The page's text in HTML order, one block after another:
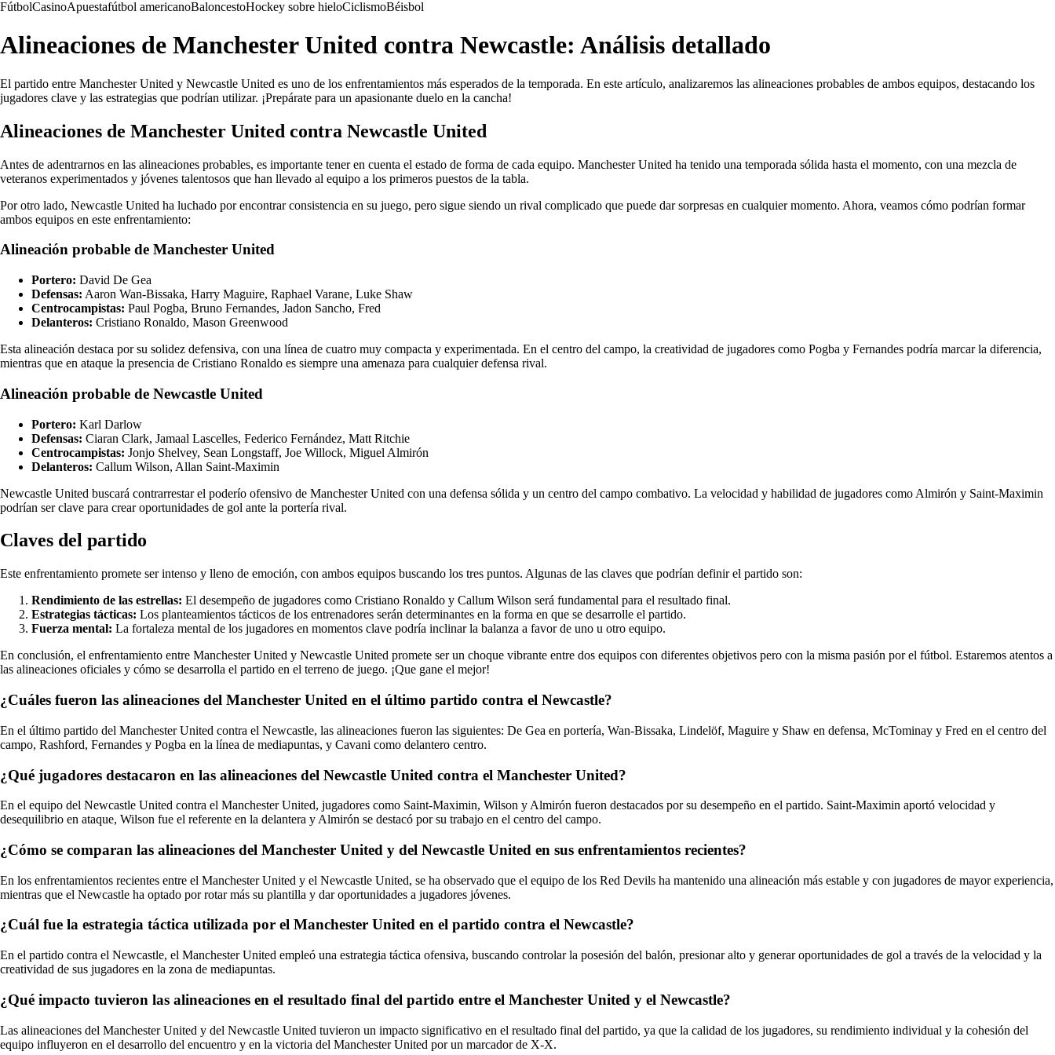
FútbolCasinoApuestafútbol americanoBaloncestoHockey sobre hieloCiclismoBéisbol
Alineaciones de Manchester United contra Newcastle: Análisis detallado
El partido entre Manchester United y Newcastle United es uno de los enfrentamientos más esperados de la temporada. En este artículo, analizaremos las alineaciones probables de ambos equipos, destacando los
jugadores clave y las estrategias que podrían utilizar. ¡Prepárate para un apasionante duelo en la cancha!
Alineaciones de Manchester United contra Newcastle United
Antes de adentrarnos en las alineaciones probables, es importante tener en cuenta el estado de forma de cada equipo. Manchester United ha tenido una temporada sólida hasta el momento, con una mezcla de
veteranos experimentados y jóvenes talentosos que han llevado al equipo a los primeros puestos de la tabla.
Por otro lado, Newcastle United ha luchado por encontrar consistencia en su juego, pero sigue siendo un rival complicado que puede dar sorpresas en cualquier momento. Ahora, veamos cómo podrían formar
ambos equipos en este enfrentamiento:
Alineación probable de Manchester United
Portero: David De Gea
Defensas: Aaron Wan-Bissaka, Harry Maguire, Raphael Varane, Luke Shaw
Centrocampistas: Paul Pogba, Bruno Fernandes, Jadon Sancho, Fred
Delanteros: Cristiano Ronaldo, Mason Greenwood
Esta alineación destaca por su solidez defensiva, con una línea de cuatro muy compacta y experimentada. En el centro del campo, la creatividad de jugadores como Pogba y Fernandes podría marcar la diferencia,
mientras que en ataque la presencia de Cristiano Ronaldo es siempre una amenaza para cualquier defensa rival.
Alineación probable de Newcastle United
Portero: Karl Darlow
Defensas: Ciaran Clark, Jamaal Lascelles, Federico Fernández, Matt Ritchie
Centrocampistas: Jonjo Shelvey, Sean Longstaff, Joe Willock, Miguel Almirón
Delanteros: Callum Wilson, Allan Saint-Maximin
Newcastle United buscará contrarrestar el poderío ofensivo de Manchester United con una defensa sólida y un centro del campo combativo. La velocidad y habilidad de jugadores como Almirón y Saint-Maximin
podrían ser clave para crear oportunidades de gol ante la portería rival.
Claves del partido
Este enfrentamiento promete ser intenso y lleno de emoción, con ambos equipos buscando los tres puntos. Algunas de las claves que podrían definir el partido son:
Rendimiento de las estrellas: El desempeño de jugadores como Cristiano Ronaldo y Callum Wilson será fundamental para el resultado final.
Estrategias tácticas: Los planteamientos tácticos de los entrenadores serán determinantes en la forma en que se desarrolle el partido.
Fuerza mental: La fortaleza mental de los jugadores en momentos clave podría inclinar la balanza a favor de uno u otro equipo.
En conclusión, el enfrentamiento entre Manchester United y Newcastle United promete ser un choque vibrante entre dos equipos con diferentes objetivos pero con la misma pasión por el fútbol. Estaremos atentos a
las alineaciones oficiales y cómo se desarrolla el partido en el terreno de juego. ¡Que gane el mejor!
¿Cuáles fueron las alineaciones del Manchester United en el último partido contra el Newcastle?
En el último partido del Manchester United contra el Newcastle, las alineaciones fueron las siguientes: De Gea en portería, Wan-Bissaka, Lindelöf, Maguire y Shaw en defensa, McTominay y Fred en el centro del
campo, Rashford, Fernandes y Pogba en la línea de mediapuntas, y Cavani como delantero centro.
¿Qué jugadores destacaron en las alineaciones del Newcastle United contra el Manchester United?
En el equipo del Newcastle United contra el Manchester United, jugadores como Saint-Maximin, Wilson y Almirón fueron destacados por su desempeño en el partido. Saint-Maximin aportó velocidad y
desequilibrio en ataque, Wilson fue el referente en la delantera y Almirón se destacó por su trabajo en el centro del campo.
¿Cómo se comparan las alineaciones del Manchester United y del Newcastle United en sus enfrentamientos recientes?
En los enfrentamientos recientes entre el Manchester United y el Newcastle United, se ha observado que el equipo de los Red Devils ha mantenido una alineación más estable y con jugadores de mayor experiencia,
mientras que el Newcastle ha optado por rotar más su plantilla y dar oportunidades a jugadores jóvenes.
¿Cuál fue la estrategia táctica utilizada por el Manchester United en el partido contra el Newcastle?
En el partido contra el Newcastle, el Manchester United empleó una estrategia táctica ofensiva, buscando controlar la posesión del balón, presionar alto y generar oportunidades de gol a través de la velocidad y la
creatividad de sus jugadores en la zona de mediapuntas.
¿Qué impacto tuvieron las alineaciones en el resultado final del partido entre el Manchester United y el Newcastle?
Las alineaciones del Manchester United y del Newcastle United tuvieron un impacto significativo en el resultado final del partido, ya que la calidad de los jugadores, su rendimiento individual y la cohesión del
equipo influyeron en el desarrollo del encuentro y en la victoria del Manchester United por un marcador de X-X.